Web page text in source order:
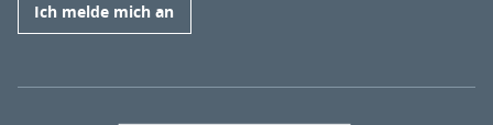
Ich melde mich an